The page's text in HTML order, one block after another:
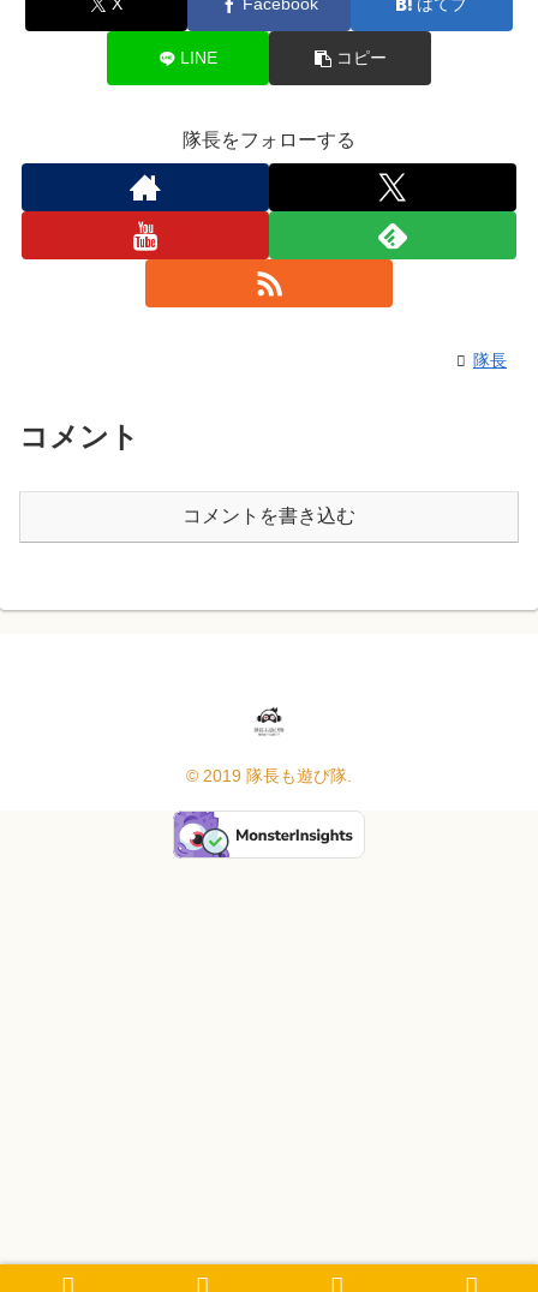
LINE コピー
隊長をフォローする
隊長
コメント
コメントを書き込む
© 2019 隊長も遊び隊.